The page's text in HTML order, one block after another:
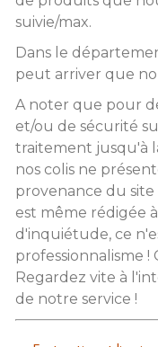
suivie/max.
Dans le
peut arriver que
A noter que pour
et/ou de sécurité
traitement jusqu'à
nos colis ne
provenance du site
est même rédigée
d'inquiétude, ce
professionnalisme !
Regardez vite à
de notre service !